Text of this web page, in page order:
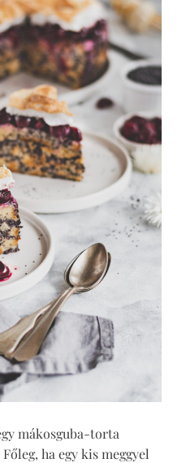
mákosguba-torta
ha egy kis meggyel